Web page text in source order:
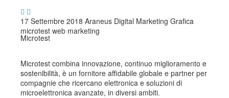
 
17 Settembre 2018 Araneus Digital Marketing Grafica
microtest web marketing
Microtest
Microtest combina innovazione, continuo miglioramento e
sostenibilità, è un fornitore affidabile globale e partner per
compagnie che ricercano elettronica e soluzioni di
microelettronica avanzate, in diversi ambiti.